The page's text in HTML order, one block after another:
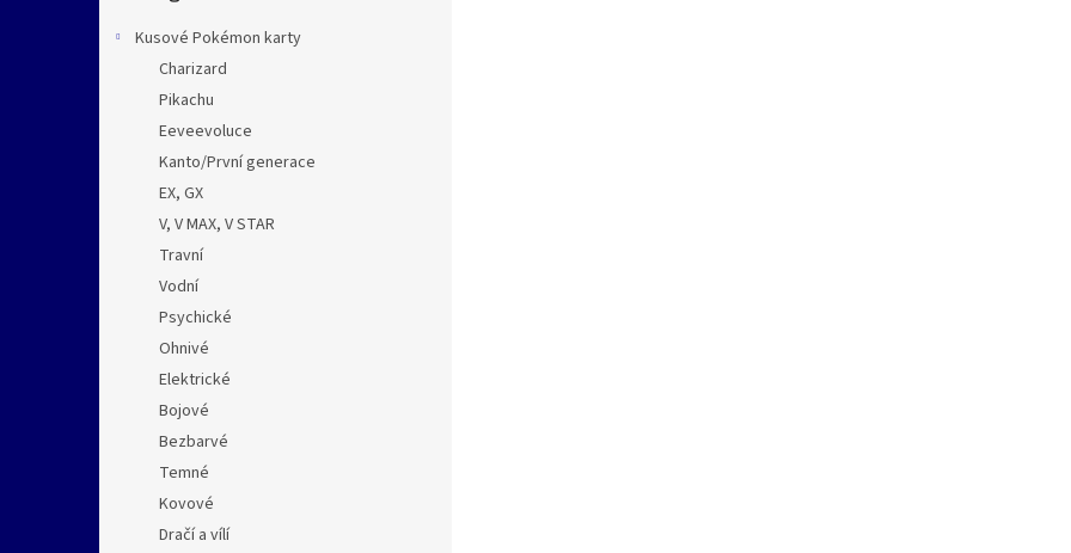
Kusové Pokémon karty
Charizard
Pikachu
Eeveevoluce
Kanto/První generace
EX, GX
V, V MAX, V STAR
Travní
Vodní
Psychické
Ohnivé
Elektrické
Bojové
Bezbarvé
Temné
Kovové
Dračí a vílí